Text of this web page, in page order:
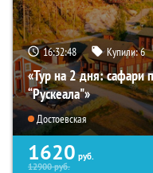
16:32:46 Купили:6
«Тур на 2 дня: сафари
“Рускеала"»
Достоевская
1620 руб.
12900руб.